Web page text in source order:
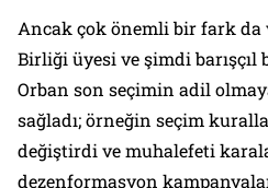
Ancak çok önemli bir fark da
Birliği üyesi ve şimdi
Orban son seçimin adil
sağladı; örneğin seçim
değiştirdi ve muhalefeti
dezenformasyon